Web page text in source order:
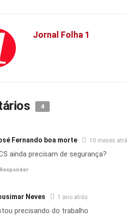
Jornal Folha 1
4
Fernando boa morte 10 meses
ainda precisam de segurança?
Responder
Neves 1 ano atrás
precisando do trabalho